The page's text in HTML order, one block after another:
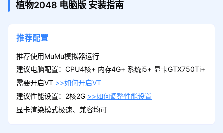
植物2048 电脑版 安装指南
推荐配置
推荐使用MuMu模拟器运行
建议电脑配置：CPU4核+ 内存4G+ 系统i5+ 显卡GTX750Ti+
需要开启VT >>如何开启VT
建议性能设置：2核2G >>如何调整性能设置
显卡渲染模式极速、兼容均可